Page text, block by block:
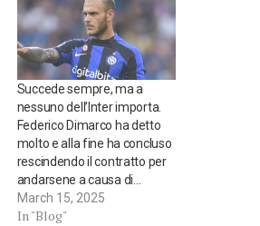
Succede sempre, ma a
nessuno dell’Inter importa.
Federico Dimarco ha detto
molto e alla fine ha concluso
rescindendo il contratto per
andarsene a causa di…
March 15, 2025
In "Blog"